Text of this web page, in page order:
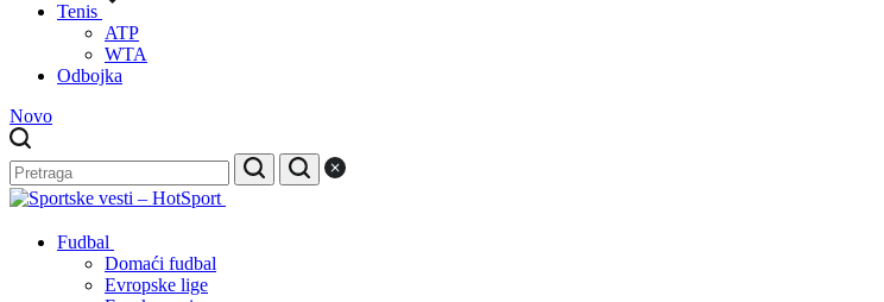
Tenis
ATP
WTA
Odbojka
Novo
Fudbal
Domaći fudbal
Evropske lige